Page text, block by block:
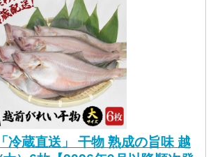
冷蔵直送」 干物 熟成の旨味 越